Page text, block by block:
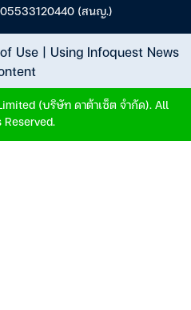
(สนญ.)
Use| Using Infoquest News
(บริษัท ดาต้าเซ็ต จำกัด). All